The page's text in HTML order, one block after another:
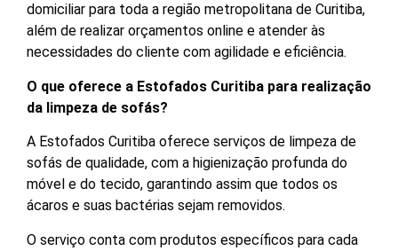
domiciliar para toda a região metropolitana de Curitiba,
além de realizar orçamentos online e atender às
necessidades do cliente com agilidade e eficiência.
O que oferece a Estofados Curitiba para realização
da limpeza de sofás?
A Estofados Curitiba oferece serviços de limpeza de
sofás de qualidade, com a higienização profunda do
móvel e do tecido, garantindo assim que todos os
ácaros e suas bactérias sejam removidos.
O serviço conta com produtos específicos para cada